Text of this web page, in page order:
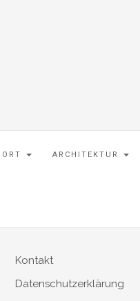
ARCHITEKTUR
Kontakt
Datenschutzerklärung